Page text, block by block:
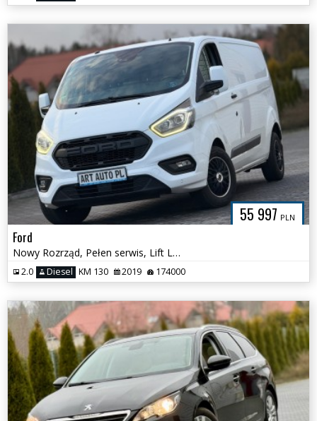
55 997 PLN
Ford
Nowy Rozrząd, Pełen serwis, Lift Ledy Kamera Long
2.0 Diesel KM 130 2019 174000